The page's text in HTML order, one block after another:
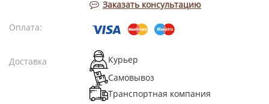
Заказать консультацию
Оплата:
Доставка
Курьер
Самовывоз
Транспортная компания